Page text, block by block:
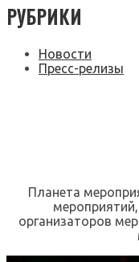
РУБРИКИ
Новости
Пресс-релизы
Планета
организаторов